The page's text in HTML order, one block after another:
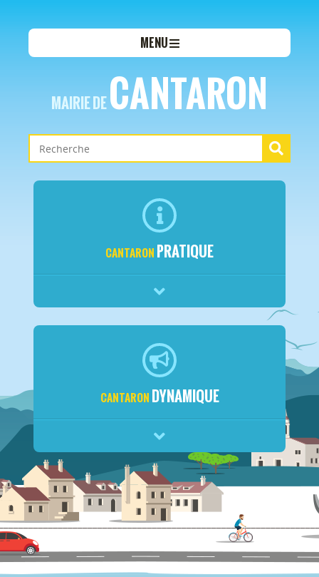
MENU
MAIRIE DECANTARON
CANTARON PRATIQUE
CANTARON DYNAMIQUE